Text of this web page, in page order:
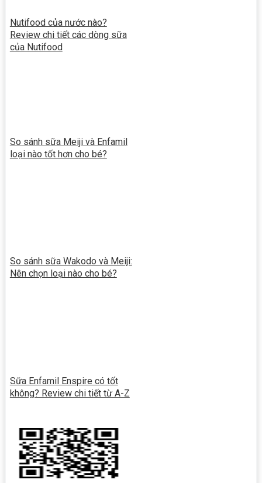
Nutifood của nước nào?
Review chi tiết các dòng sữa
của Nutifood
So sánh sữa Meiji và Enfamil
loại nào tốt hơn cho bé?
So sánh sữa Wakodo và Meiji:
Nên chọn loại nào cho bé?
Sữa Enfamil Enspire có tốt
không? Review chi tiết từ A-Z